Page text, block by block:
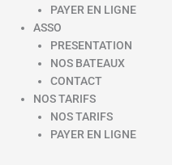
PAYER EN LIGNE
ASSO
PRESENTATION
NOS BATEAUX
CONTACT
NOS TARIFS
NOS TARIFS
PAYER EN LIGNE